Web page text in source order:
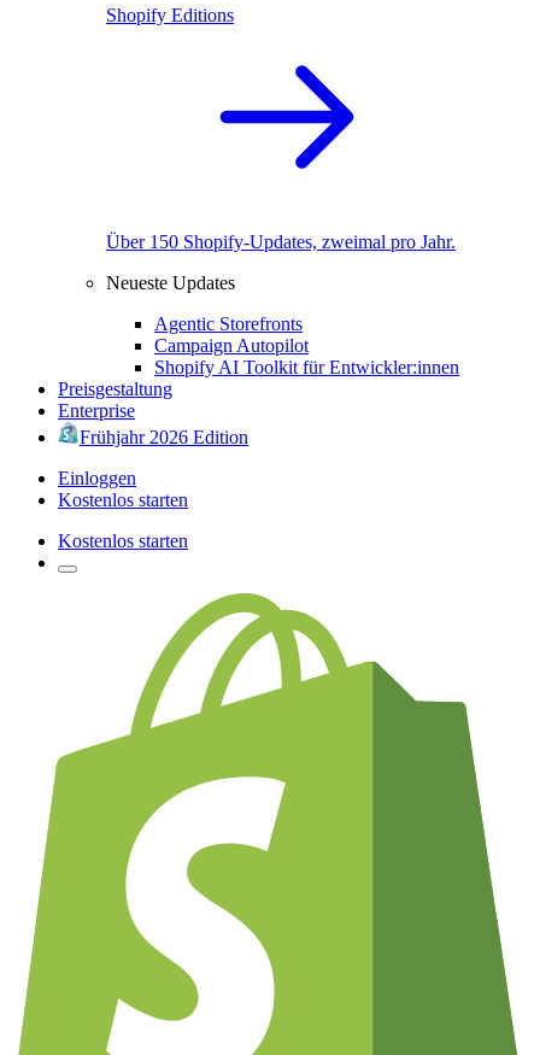
Shopify Editions
Über 150 Shopify-Updates, zweimal pro Jahr.
Neueste Updates
Agentic Storefronts
Campaign Autopilot
Shopify AI Toolkit für Entwickler:innen
Preisgestaltung
Enterprise
Frühjahr 2026 Edition
Einloggen
Kostenlos starten
Kostenlos starten